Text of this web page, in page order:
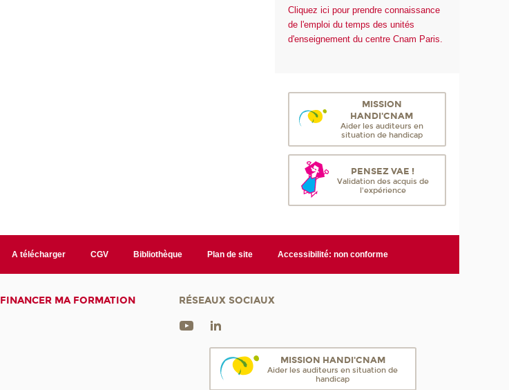
Cliquez ici pour prendre connaissance
de l'emploi du temps des unités
d'enseignement du centre Cnam Paris.
MISSION
HANDI'CNAM
Aider les auditeurs en
situation de handicap
PENSEZ VAE !
Validation des acquis de
l'expérience
A télécharger CGV Bibliothèque Plan de site Accessibilité: non conforme
FINANCER MA FORMATION RÉSEAUX SOCIAUX
MISSION HANDI'CNAM
Aider les auditeurs en situation de
handicap